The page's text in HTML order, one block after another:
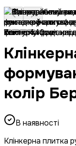
колір
В наявності
Клінкерна плитка